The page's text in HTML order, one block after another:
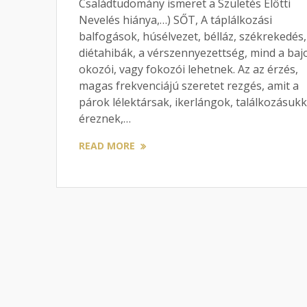
Családtudomány ismeret a Születés Előtti
Nevelés hiánya,…) SŐT, A táplálkozási
balfogások, húsélvezet, bélláz, székrekedés,
diétahibák, a vérszennyezettség, mind a
okozói, vagy fokozói lehetnek. Az az érzés,
magas frekvenciájú szeretet rezgés, amit a
párok lélektársak, ikerlángok,
éreznek,…
READ MORE